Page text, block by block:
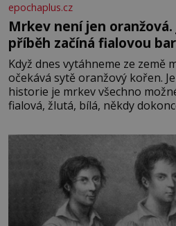
epochaplus.cz
Mrkev není jen
příběh začíná fialovou
Když dnes vytáhneme ze země
očekává sytě oranžový kořen.
historie je mrkev všechno
fialová, žlutá, bílá, někdy
bez které si českou zahradu